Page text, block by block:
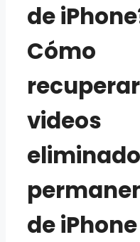
de
Cómo
recuperar
videos
de iPhone